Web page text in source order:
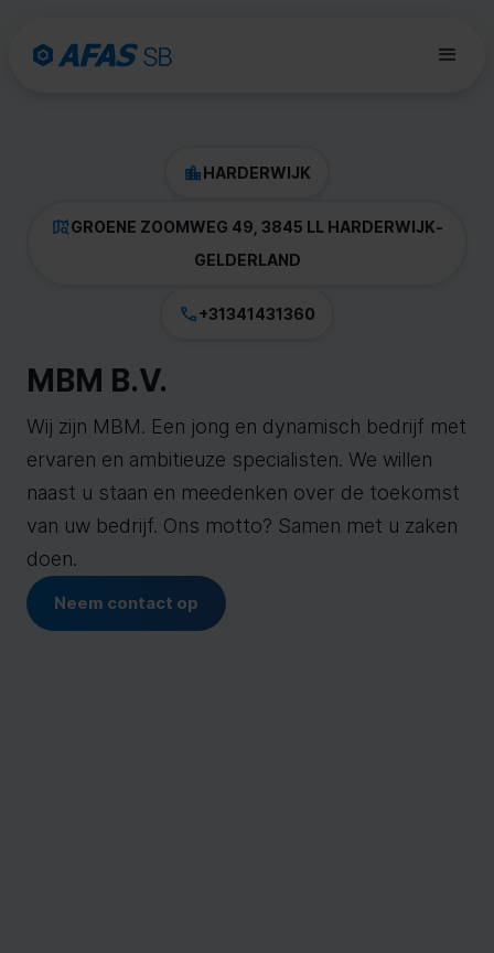
HARDERWIJK
GROENE ZOOMWEG 49, 3845 LL HARDERWIJK-
GELDERLAND
+31341431360
MBM B.V.
Wij zijn MBM. Een jong en dynamisch bedrijf met
ervaren en ambitieuze specialisten. We willen
naast u staan en meedenken over de toekomst
van uw bedrijf. Ons motto? Samen met u zaken
doen.
Neem contact op